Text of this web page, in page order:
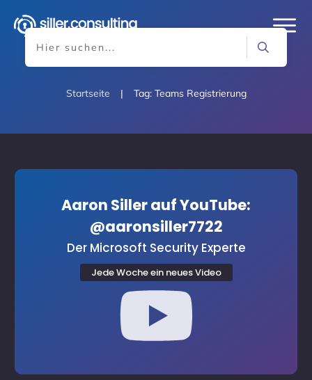
Startseite | Tag: Teams Registrierung
Aaron Siller auf YouTube:
@aaronsiller7722
Der Microsoft Security Experte
Jede Woche ein neues Video